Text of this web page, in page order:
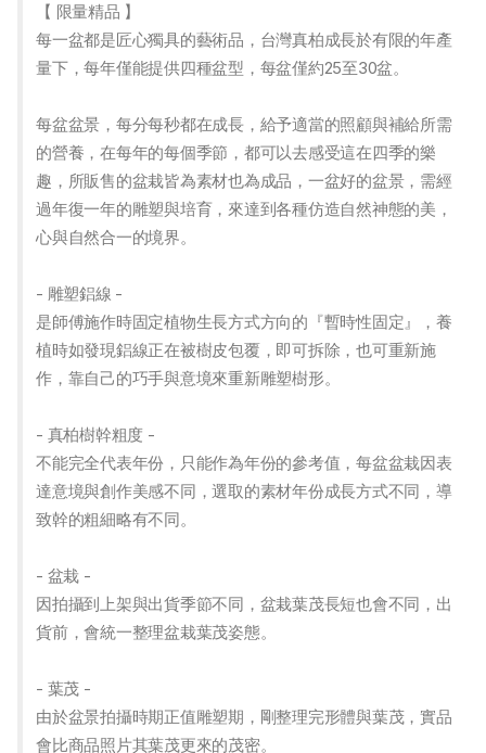
【 限量精品 】
每一盆都是匠心獨具的藝術品，台灣真柏成長於有限的年產
量下，每年僅能提供四種盆型，每盆僅約25至30盆。
每盆盆景，每分每秒都在成長，給予適當的照顧與補給所需
的營養，在每年的每個季節，都可以去感受這在四季的樂
趣，所販售的盆栽皆為素材也為成品，一盆好的盆景，需經
過年復一年的雕塑與培育，來達到各種仿造自然神態的美，
心與自然合一的境界。
- 雕塑鋁線 -
是師傅施作時固定植物生長方式方向的『暫時性固定』，養
植時如發現鋁線正在被樹皮包覆，即可拆除，也可重新施
作，靠自己的巧手與意境來重新雕塑樹形。
- 真柏樹幹粗度 -
不能完全代表年份，只能作為年份的參考值，每盆盆栽因表
達意境與創作美感不同，選取的素材年份成長方式不同，導
致幹的粗細略有不同。
- 盆栽 -
因拍攝到上架與出貨季節不同，盆栽葉茂長短也會不同，出
貨前，會統一整理盆栽葉茂姿態。
- 葉茂 -
由於盆景拍攝時期正值雕塑期，剛整理完形體與葉茂，實品
會比商品照片其葉茂更來的茂密。